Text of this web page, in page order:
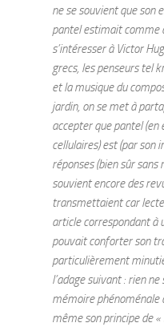
ne se souvient que son
pantel estimait comme
s’intéresser à Victor
grecs, les penseurs tel
et la musique du
jardin, on se met à
accepter que pantel
cellulaires) est (par son
réponses (bien sûr
souvient encore des
transmettaient car
article correspondant à
pouvait conforter son
particulièrement
l’adage suivant : rien
mémoire phénoménale
même son principe de